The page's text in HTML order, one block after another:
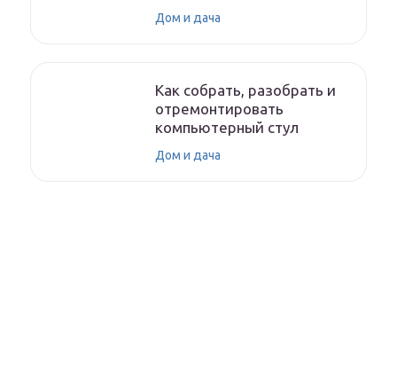
Дом и дача
Как собрать, разобрать и
отремонтировать
компьютерный стул
Дом и дача